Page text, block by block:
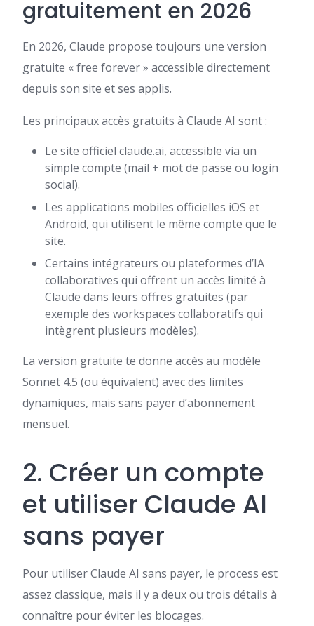
gratuitement en 2026
En 2026, Claude propose toujours une version
gratuite « free forever » accessible directement
depuis son site et ses applis.
Les principaux accès gratuits à Claude AI sont :
Le site officiel claude.ai, accessible via un
simple compte (mail + mot de passe ou login
social).
Les applications mobiles officielles iOS et
Android, qui utilisent le même compte que le
site.
Certains intégrateurs ou plateformes d’IA
collaboratives qui offrent un accès limité à
Claude dans leurs offres gratuites (par
exemple des workspaces collaboratifs qui
intègrent plusieurs modèles).
La version gratuite te donne accès au modèle
Sonnet 4.5 (ou équivalent) avec des limites
dynamiques, mais sans payer d’abonnement
mensuel.
2. Créer un compte
et utiliser Claude AI
sans payer
Pour utiliser Claude AI sans payer, le process est
assez classique, mais il y a deux ou trois détails à
connaître pour éviter les blocages.